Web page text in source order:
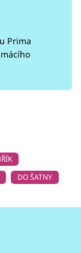
Prima
DO ŠATNY